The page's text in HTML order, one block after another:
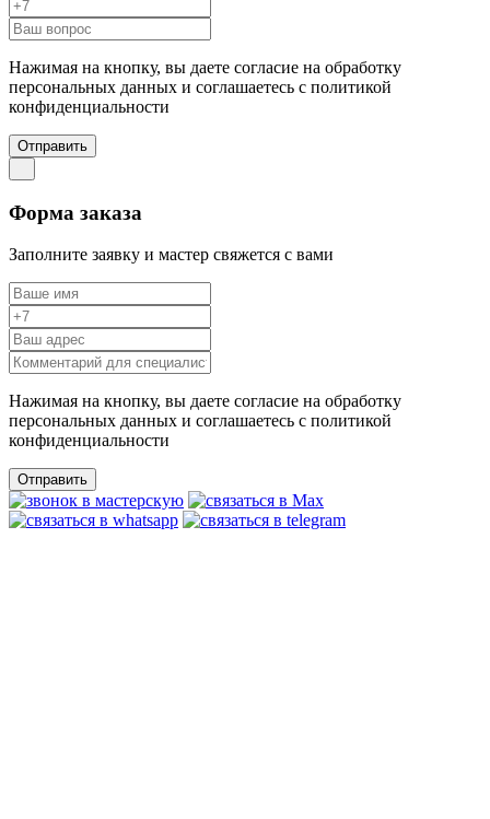
Нажимая на кнопку, вы даете согласие на обработку
персональных данных и соглашаетесь c политикой
конфиденциальности
Отправить
Форма заказа
Заполните заявку и мастер свяжется с вами
Нажимая на кнопку, вы даете согласие на обработку
персональных данных и соглашаетесь c политикой
конфиденциальности
Отправить